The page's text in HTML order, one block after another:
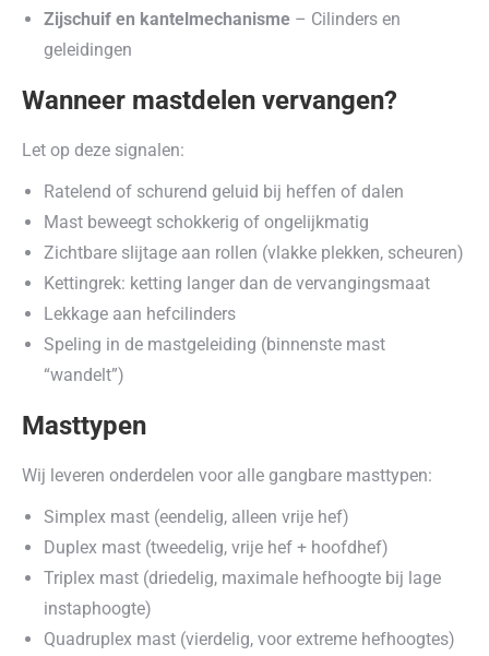
Zijschuif en kantelmechanisme – Cilinders en
geleidingen
Wanneer mastdelen vervangen?
Let op deze signalen:
Ratelend of schurend geluid bij heffen of dalen
Mast beweegt schokkerig of ongelijkmatig
Zichtbare slijtage aan rollen (vlakke plekken, scheuren)
Kettingrek: ketting langer dan de vervangingsmaat
Lekkage aan hefcilinders
Speling in de mastgeleiding (binnenste mast
“wandelt”)
Masttypen
Wij leveren onderdelen voor alle gangbare masttypen:
Simplex mast (eendelig, alleen vrije hef)
Duplex mast (tweedelig, vrije hef + hoofdhef)
Triplex mast (driedelig, maximale hefhoogte bij lage
instaphoogte)
Quadruplex mast (vierdelig, voor extreme hefhoogtes)